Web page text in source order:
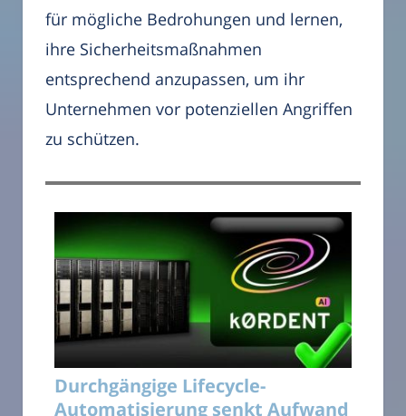
für mögliche Bedrohungen und lernen,
ihre Sicherheitsmaßnahmen
entsprechend anzupassen, um ihr
Unternehmen vor potenziellen Angriffen
zu schützen.
Durchgängige Lifecycle-
Automatisierung senkt Aufwand